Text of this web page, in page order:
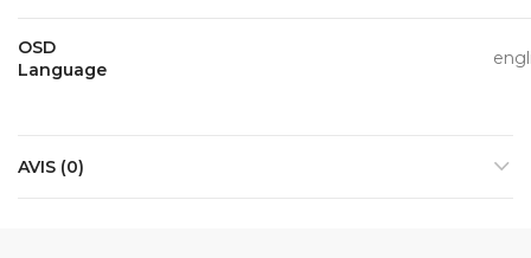
OSD
Language
AVIS (0)